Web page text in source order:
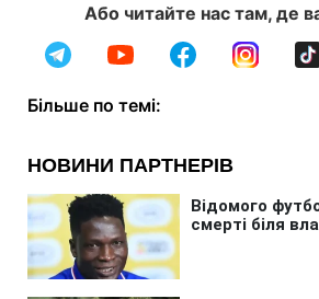
Або читайте нас там, де
Більше по темі: